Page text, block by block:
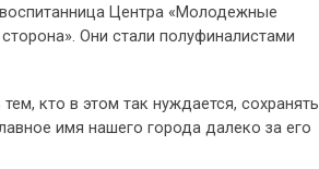
Центра «Молодежные
Они стали полуфиналистами
кто в этом так нуждается, сохранять
имя нашего города далеко за его